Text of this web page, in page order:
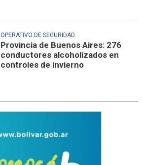
OPERATIVO DE SEGURIDAD
Provincia de Buenos Aires: 276
conductores alcoholizados en
controles de invierno